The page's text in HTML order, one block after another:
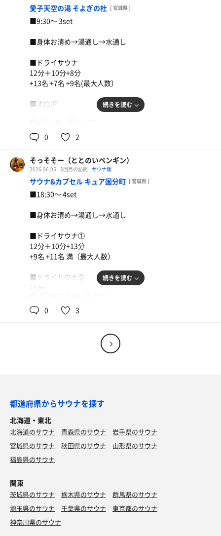
鬼おろし豚しゃぶぶっかけ、天ぷら
麦茶
舟盛定食
麦茶
【一言】
朝ウナ3set。
外気温も比較的低くて良き。
麦とろ牛皿御膳、冷汁変更
愛子天空の湯 そよぎの杜 [ 宮城県 ]
■9:30〜 3set
■身体お清め→湯通し→水通し
■ドライサウナ
12分＋10分+8分
+13名 +7名 +9名(最大人数）
■オロポ
【整い度】☆☆☆☆（4.0/5.0）
【一言】
朝ウナ3set。
バッチリ整ったー！
特製特濃
続きを読む
0 2
そっそそー（ととのいペンギン）
2026.06.05 3回目の訪問 サウナ飯
サウナ&カプセル キュア国分町 [ 宮城県 ]
■18:30〜 4set
■身体お清め→湯通し→水通し
■ドライサウナ①
12分＋10分+13分
+9名 +11名 満（最大人数）
■ドライサウナ②
【一言】
計4set、一週間お疲れ様でした。
バッチリ整ったー！
続きを読む
0 3
都道府県からサウナを探す
北海道・東北
北海道のサウナ 青森県のサウナ
岩手県のサウナ
宮城県のサウナ
秋田県のサウナ
山形県のサウナ
福島県のサウナ
関東
茨城県のサウナ 栃木県のサウナ
群馬県のサウナ
埼玉県のサウナ
千葉県のサウナ
東京都のサウナ
神奈川県のサウナ